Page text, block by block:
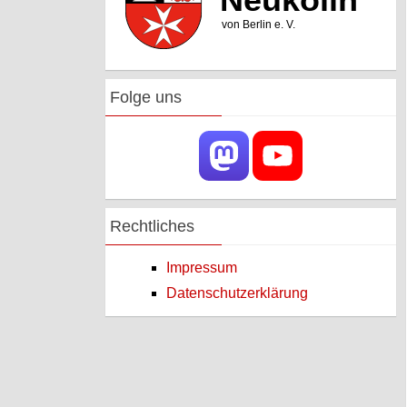
Folge uns
Rechtliches
Impressum
Datenschutzerklärung